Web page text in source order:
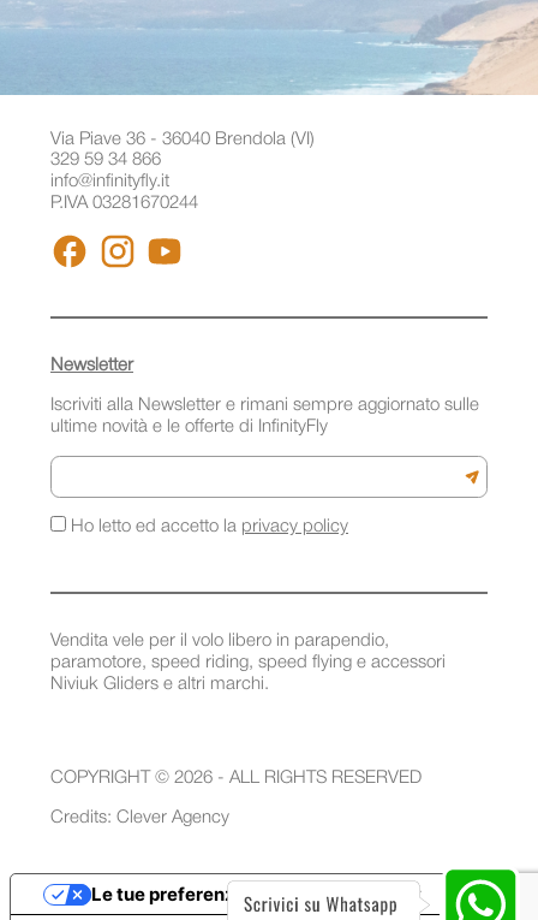
Via Piave 36 - 36040 Brendola (VI)
329 59 34 866
info@infinityfly.it
P.IVA 03281670244
FACEBOOKINSTAGRAM
Vendita vele per il volo libero in parapendio,
paramotore, speed riding, speed flying e accessori
Niviuk Gliders e altri marchi.
Newsletter
Iscriviti alla Newsletter e rimani sempre aggiornato sulle
ultime novità e le offerte di InfinityFly
Email
Iscriviti
Ho letto ed accetto la privacy policy
COPYRIGHT © 2026 - ALL RIGHTS RESERVED
Credits: Clever Agency
Le tue preferenze relative alla privacy